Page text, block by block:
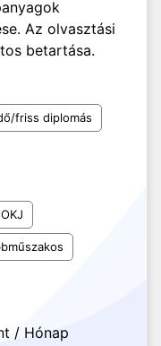
Az olvasztási
betartása.
friss diplomás
OKJ
/ Hónap